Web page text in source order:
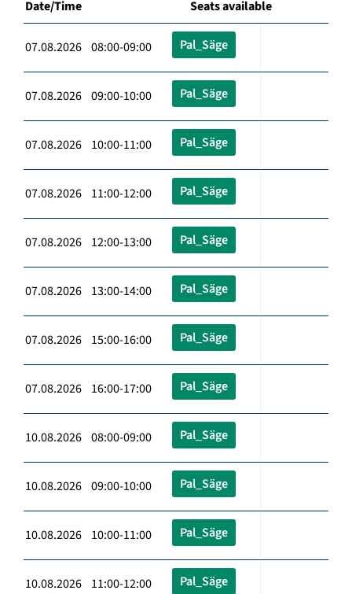
Date/Time Seats available
07.08.2026 08:00-09:00 Pal_Säge
07.08.2026 09:00-10:00 Pal_Säge
07.08.2026 10:00-11:00 Pal_Säge
07.08.2026 11:00-12:00 Pal_Säge
07.08.2026 12:00-13:00 Pal_Säge
07.08.2026 13:00-14:00 Pal_Säge
07.08.2026 15:00-16:00 Pal_Säge
07.08.2026 16:00-17:00 Pal_Säge
10.08.2026 08:00-09:00 Pal_Säge
10.08.2026 09:00-10:00 Pal_Säge
10.08.2026 10:00-11:00 Pal_Säge
10.08.2026 11:00-12:00 Pal_Säge